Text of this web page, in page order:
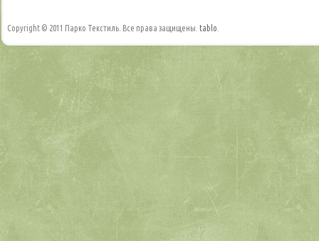
Copyright © 2011 Парко Текстиль. Все права защищены. tablo